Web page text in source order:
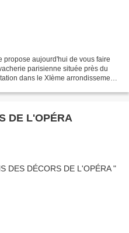
propose aujourd'hui de vous faire
parisienne située près du
dans le XIème arrondissement .
DE L'OPÉRA